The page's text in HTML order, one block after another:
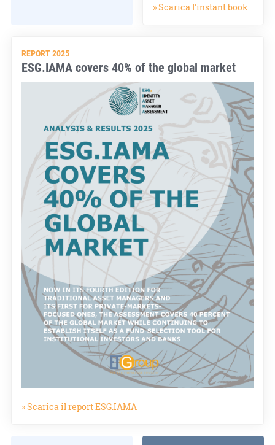
» Scarica l'instant book
REPORT 2025
ESG.IAMA covers 40% of the global market
» Scarica il report ESG.IAMA